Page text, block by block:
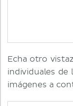
Echa otro
individuales de
imágenes a